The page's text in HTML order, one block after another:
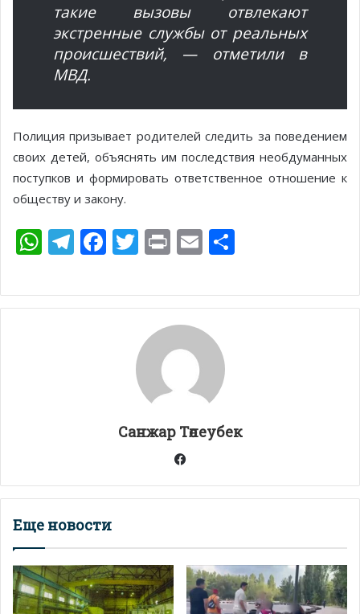
такие вызовы отвлекают
экстренные службы от реальных
происшествий, — отметили в
МВД.
Полиция призывает родителей следить за поведением
своих детей, объяснять им последствия необдуманных
поступков и формировать ответственное отношение к
обществу и закону.
W
at
s
T
e
gr
F
e
b
T
itt
er
Pr
t
E
ai
l
п
р
т
ь
Санжар Төлеубек
Facebook
Еще новости